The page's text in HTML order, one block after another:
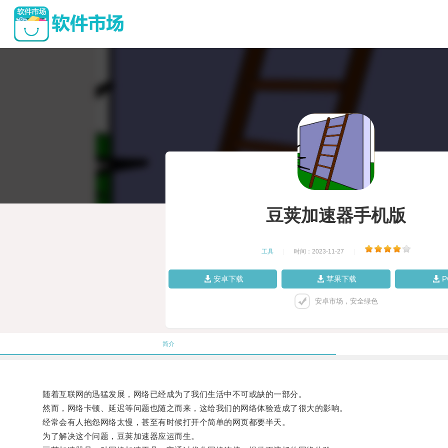
豆荚加速器手机版
工具 时间：2023-11-27
安卓下载 苹果下载
安卓市场，安全绿色
简介
随着互联网的迅猛发展，网络已经成为了我们生活中不可或缺的一部分。
然而，网络卡顿、延迟等问题也随之而来，这给我们的网络体验造成了很大的影响。
经常会有人抱怨网络太慢，甚至有时候打开个简单的网页都要半天。
为了解决这个问题，豆荚加速器应运而生。